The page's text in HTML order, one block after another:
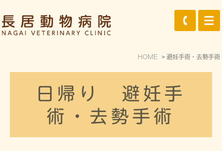
HOME 避妊手術・去勢手術
日帰り 避妊手
術・去勢手術